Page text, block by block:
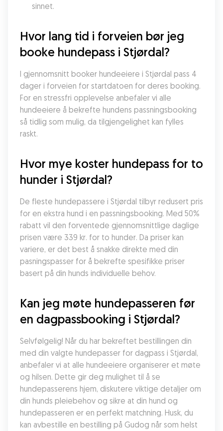
sinnet.
Hvor lang tid i forveien bør jeg
booke hundepass i Stjørdal?
I gjennomsnitt booker hundeeiere i Stjørdal pass 4
dager i forveien for startdatoen for deres booking.
For en stressfri opplevelse anbefaler vi alle
hundeeiere å bekrefte hundens passningsbooking
så tidlig som mulig, da tilgjengelighet kan fylles
raskt.
Hvor mye koster hundepass for to
hunder i Stjørdal?
De fleste hundepassere i Stjørdal tilbyr redusert pris
for en ekstra hund i en passningsbooking. Med 50%
rabatt vil den forventede gjennomsnittlige daglige
prisen være 339 kr. for to hunder. Da priser kan
variere, er det best å snakke direkte med din
pasningspasser for å bekrefte spesifikke priser
basert på din hunds individuelle behov.
Kan jeg møte hundepasseren før
en dagpassbooking i Stjørdal?
Selvfølgelig! Når du har bekreftet bestillingen din
med din valgte hundepasser for dagpass i Stjørdal,
anbefaler vi at alle hundeeiere organiserer et møte
og hilsen. Dette gir deg mulighet til å se
hundepasserens hjem, diskutere viktige detaljer om
din hunds pleiebehov og sikre at din hund og
hundepasseren er en perfekt matchning. Husk, du
kan avbestille en bestilling på Gudog når som helst